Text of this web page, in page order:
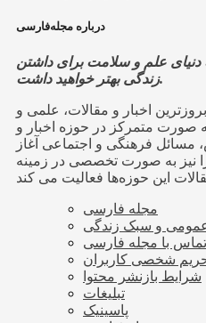
درباره مجله‌فارسی
دنیای علم و سلامت برای داشتن
زندگی بهتر خواهید داشت.
اخبار و مقالات، علمی و
از سال ۱۳۹۵ به صورت متمرکز در حوزه اخبار و
مسائل فرهنگی و اجتماعی آغاز
نیز به صورت تخصصی در زمینه
مجله فارسی
عمومی و سبک زندگی
تماس با مجله فارسی
شخصی کاربران
شرایط بازنشر محتوا
تبلیغات
پاسینیک